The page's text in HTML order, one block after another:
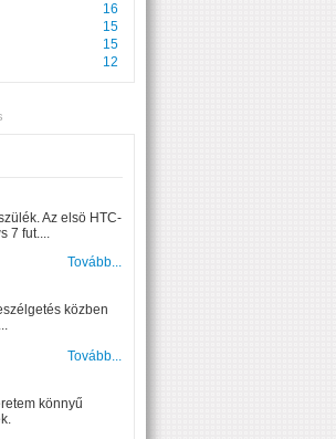
16
15
15
12
Az elsö HTC-
7 fut....
Tovább...
közben
Tovább...
könnyű